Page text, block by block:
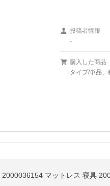
投稿者情報
-
購入した商品
タイプ/単品、
マットレス 寝具